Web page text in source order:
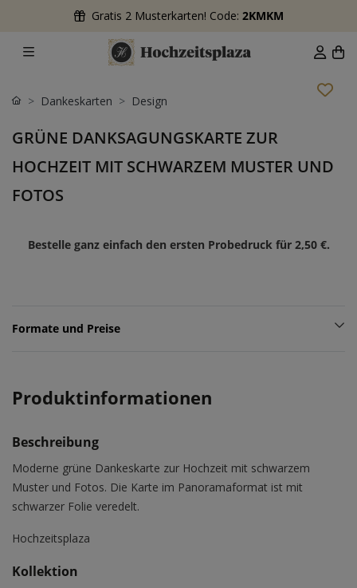
Gratis 2 Musterkarten! Code: 2KMKM
Dankeskarten Design
GRÜNE DANKSAGUNGSKARTE ZUR
HOCHZEIT MIT SCHWARZEM MUSTER UND
FOTOS
Bestelle ganz einfach den ersten Probedruck für 2,50 €.
Formate und Preise
Produktinformationen
Beschreibung
Moderne grüne Dankeskarte zur Hochzeit mit schwarzem
Muster und Fotos. Die Karte im Panoramaformat ist mit
schwarzer Folie veredelt.
Hochzeitsplaza
Kollektion